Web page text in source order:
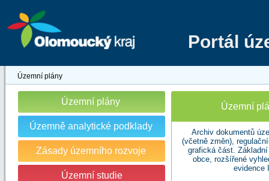
Portál
Územní plány
Územní plány
Územně analytické podklady
Zásady územního rozvoje
Územní studie
Územní
Archiv dokumentů
(včetně změn),
grafická část.
obce, rozšířené
evidence